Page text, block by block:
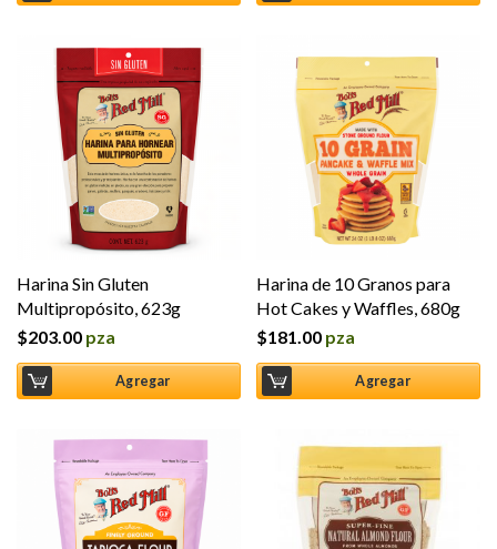
Harina Sin Gluten
Multipropósito, 623g
$203.00 pza
Agregar
Harina de 10 Granos para
Hot Cakes y Waffles, 680g
$181.00 pza
Agregar